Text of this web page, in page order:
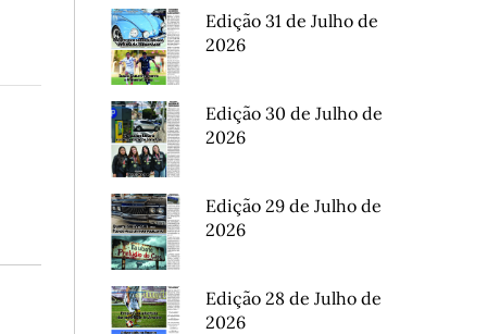
Edição 31 de Julho de
2026
Edição 30 de Julho de
2026
Edição 29 de Julho de
2026
Edição 28 de Julho de
2026